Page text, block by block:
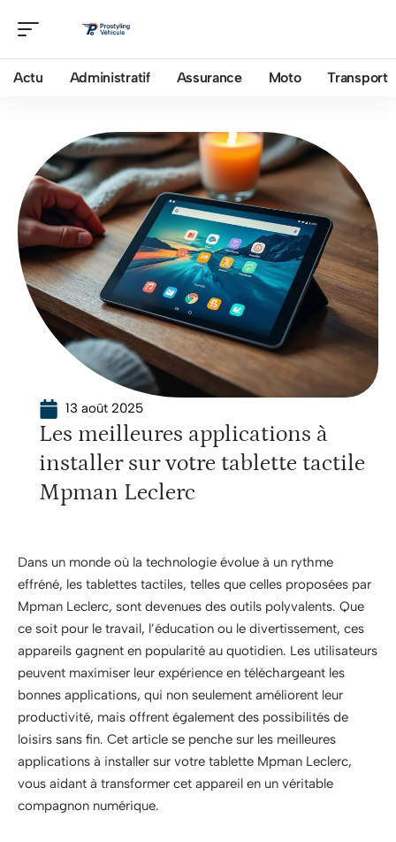
Actu Administratif Assurance Moto Transport
13 août 2025
Les meilleures applications à
installer sur votre tablette tactile
Mpman Leclerc
Dans un monde où la technologie évolue à un rythme
effréné, les tablettes tactiles, telles que celles proposées par
Mpman Leclerc, sont devenues des outils polyvalents. Que
ce soit pour le travail, l’éducation ou le divertissement, ces
appareils gagnent en popularité au quotidien. Les utilisateurs
peuvent maximiser leur expérience en téléchargeant les
bonnes applications, qui non seulement améliorent leur
productivité, mais offrent également des possibilités de
loisirs sans fin. Cet article se penche sur les meilleures
applications à installer sur votre tablette Mpman Leclerc,
vous aidant à transformer cet appareil en un véritable
compagnon numérique.